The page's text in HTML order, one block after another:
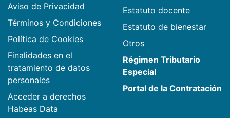
Aviso de Privacidad
Términos y Condiciones
Política de Cookies
Finalidades en el
tratamiento de datos
personales
Acceder a derechos
Habeas Data
Estatuto docente
Estatuto de bienestar
Otros
Régimen Tributario
Especial
Portal de la Contratación